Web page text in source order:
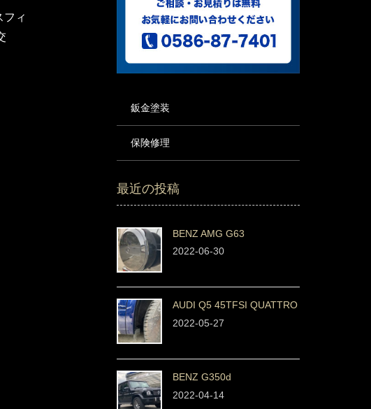
ィ
鈑金塗装
保険修理
最近の投稿
BENZ AMG G63
2022-06-30
AUDI Q5 45TFSI QUATTRO
2022-05-27
BENZ G350d
2022-04-14